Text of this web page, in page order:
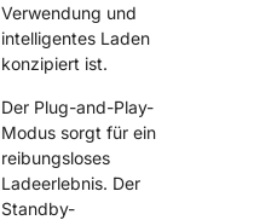
Verwendung und
intelligentes Laden
konzipiert ist.
Der Plug-and-Play-
Modus sorgt für ein
reibungsloses
Ladeerlebnis. Der
Standby-